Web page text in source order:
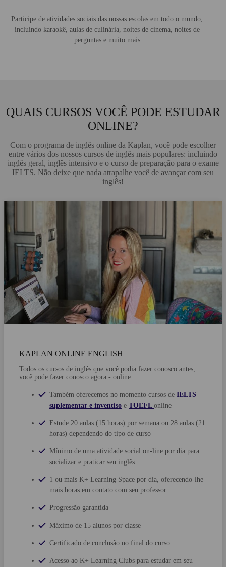
Participe de atividades sociais das nossas escolas em todo o mundo,
incluindo karaokê, aulas de culinária, noites de cinema, noites de
perguntas e muito mais
QUAIS CURSOS VOCÊ PODE ESTUDAR
ONLINE?
Com o programa de inglês online da Kaplan, você pode escolher
entre vários dos nossos cursos de inglês mais populares: incluindo
inglês geral, inglês intensivo e o curso de preparação para o exame
IELTS. Não deixe que nada atrapalhe você de avançar com seu
inglês!
KAPLAN ONLINE ENGLISH
Todos os cursos de inglês que você podia fazer conosco antes,
você pode fazer conosco agora - online.
Também oferecemos no momento cursos de IELTS
suplementar e inventiso e TOEFL online
Estude 20 aulas (15 horas) por semana ou 28 aulas (21
horas) dependendo do tipo de curso
Mínimo de uma atividade social on-line por dia para
socializar e praticar seu inglês
1 ou mais K+ Learning Space por dia, oferecendo-lhe
mais horas em contato com seu professor
Progressão garantida
Máximo de 15 alunos por classe
Certificado de conclusão no final do curso
Acesso ao K+ Learning Clubs para estudar em seu